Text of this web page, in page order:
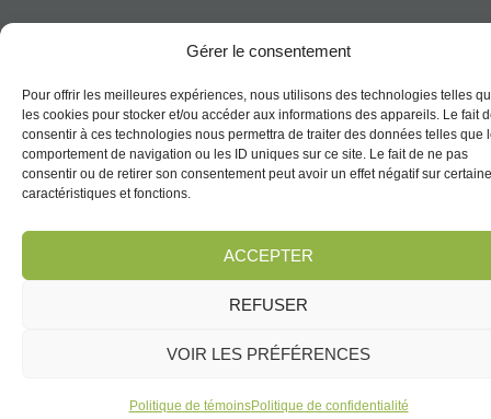
Gérer le consentement
Pour offrir les meilleures expériences, nous utilisons des technologies telles
les cookies pour stocker et/ou accéder aux informations des appareils. Le fait
consentir à ces technologies nous permettra de traiter des données telles que
comportement de navigation ou les ID uniques sur ce site. Le fait de ne pas
consentir ou de retirer son consentement peut avoir un effet négatif sur
caractéristiques et fonctions.
ACCEPTER
REFUSER
VOIR LES PRÉFÉRENCES
Politique de témoinsPolitique de confidentialité
Termes et conditions
Politique de témoins (CA)
Politique de dépôt et d’annulation
@2026, Tous droits réservés | Académie Dentaire Multidisciplinaire |